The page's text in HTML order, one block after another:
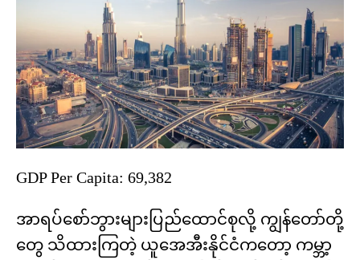
GDP Per Capita: 69,382
အာရပ်စော်ဘွားများပြည်ထောင်စုလို့ ကျွန်တော်တို့
တွေ သိထားကြတဲ့ ယူအေအီးနိုင်ငံကတော့ ကမ္ဘာ့